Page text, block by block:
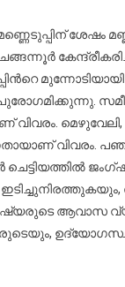
കിടാരത്തിൻ
മല
ഒക്കെ
നിരത്താൻ
തയ്യാറെടുത്ത്
!
ശേഷം
വിവരം.
വിവരം.
ചെട്ടിയത്തിൽ
ആവാസ